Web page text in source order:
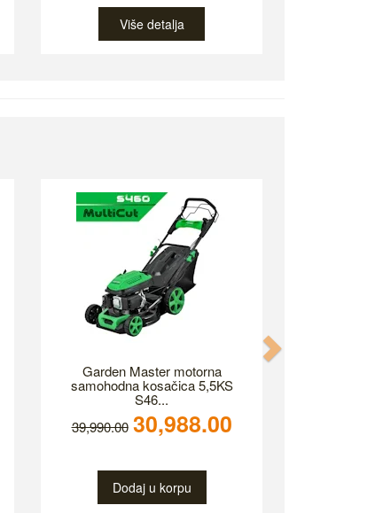
Više detalja
Garden Master motorna
samohodna kosačica 5,5KS
S46...
39,990.00 30,988.00
Dodaj u korpu